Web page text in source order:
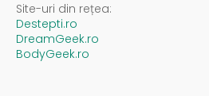
Site-uri din rețea:
Destepti.ro
DreamGeek.ro
BodyGeek.ro